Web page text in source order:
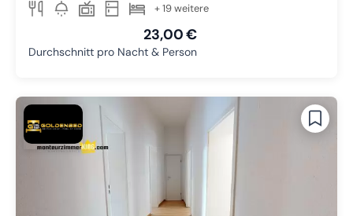
+ 19 weitere
23,00 €
Durchschnitt pro Nacht & Person